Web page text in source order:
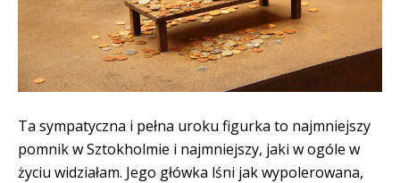
Ta sympatyczna i pełna uroku figurka to najmniejszy
pomnik w Sztokholmie i najmniejszy, jaki w ogóle w
życiu widziałam. Jego główka lśni jak wypolerowana,